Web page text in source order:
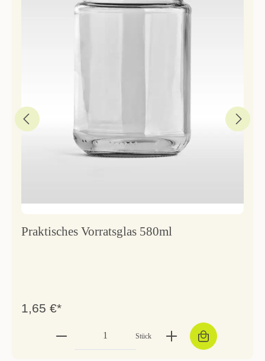
Praktisches Vorratsglas 580ml
1,65 €*
Stück